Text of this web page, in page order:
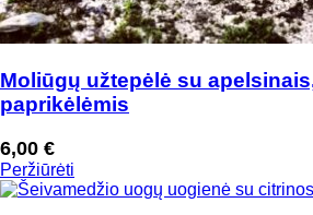
Moliūgų užtepėlė su
paprikėlėmis
6,00 €
Peržiūrėti